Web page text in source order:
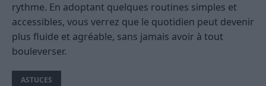
rythme. En adoptant quelques routines simples et
accessibles, vous verrez que le quotidien peut devenir
plus fluide et agréable, sans jamais avoir à tout
bouleverser.
ASTUCES